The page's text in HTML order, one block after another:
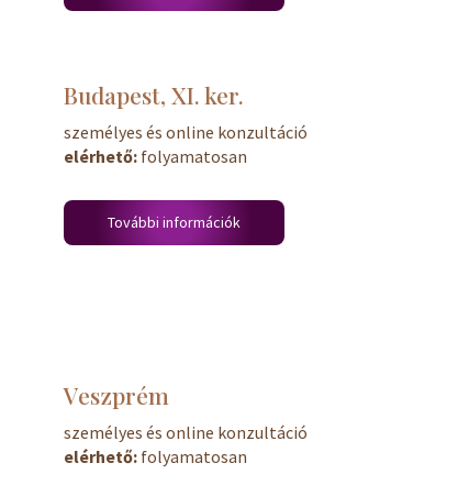
Budapest, XI. ker.
személyes és online konzultáció
elérhető: folyamatosan
További információk
Veszprém
személyes és online konzultáció
elérhető: folyamatosan